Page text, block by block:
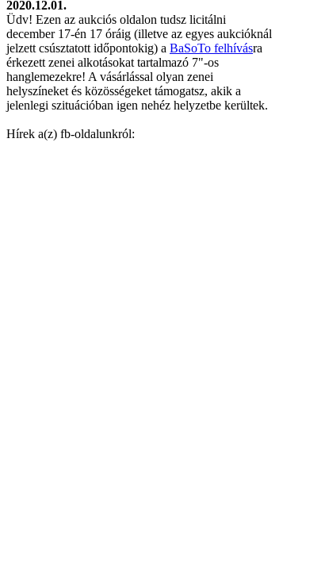
2020.12.01.
Üdv! Ezen az aukciós oldalon tudsz licitálni
december 17-én 17 óráig (illetve az egyes aukcióknál
jelzett csúsztatott időpontokig) a BaSoTo felhívásra
érkezett zenei alkotásokat tartalmazó 7"-os
hanglemezekre! A vásárlással olyan zenei
helyszíneket és közösségeket támogatsz, akik a
jelenlegi szituációban igen nehéz helyzetbe kerültek.
Hírek a(z) fb-oldalunkról: